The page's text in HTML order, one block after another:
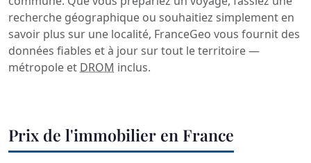
recherche géographique ou souhaitiez simplement en
savoir plus sur une localité, FranceGeo vous fournit des
données fiables et à jour sur tout le territoire —
métropole et DROM inclus.
Prix de l'immobilier en France